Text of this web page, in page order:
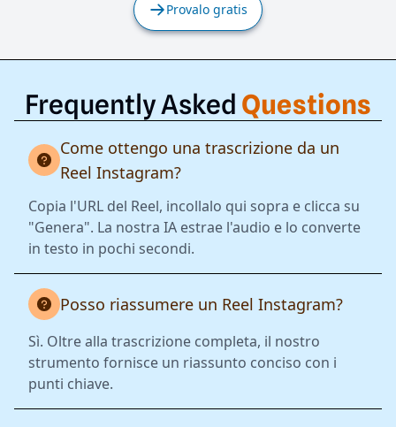
Provalo gratis
Frequently Asked Questions
Come ottengo una trascrizione da un
Reel Instagram?
Copia l'URL del Reel, incollalo qui sopra e clicca su
"Genera". La nostra IA estrae l'audio e lo converte
in testo in pochi secondi.
Posso riassumere un Reel Instagram?
Sì. Oltre alla trascrizione completa, il nostro
strumento fornisce un riassunto conciso con i
punti chiave.